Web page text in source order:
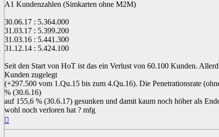
A1 Kundenzahlen (Simkarten ohne M2M)
30.06.17 : 5.364.000
31.03.17 : 5.399.200
31.03.16 : 5.441.300
31.12.14 : 5.424.100
Seit den Start von HoT ist das ein Verlust von 60.100 Kunden.
Kunden zugelegt
(+297.500 vom 1.Qu.15 bis zum 4.Qu.16). Die Penetrationsrate
% (30.6.16)
auf 155,6 % (30.6.17) gesunken und damit kaum noch höher als
wohl noch verloren hat ? mfg